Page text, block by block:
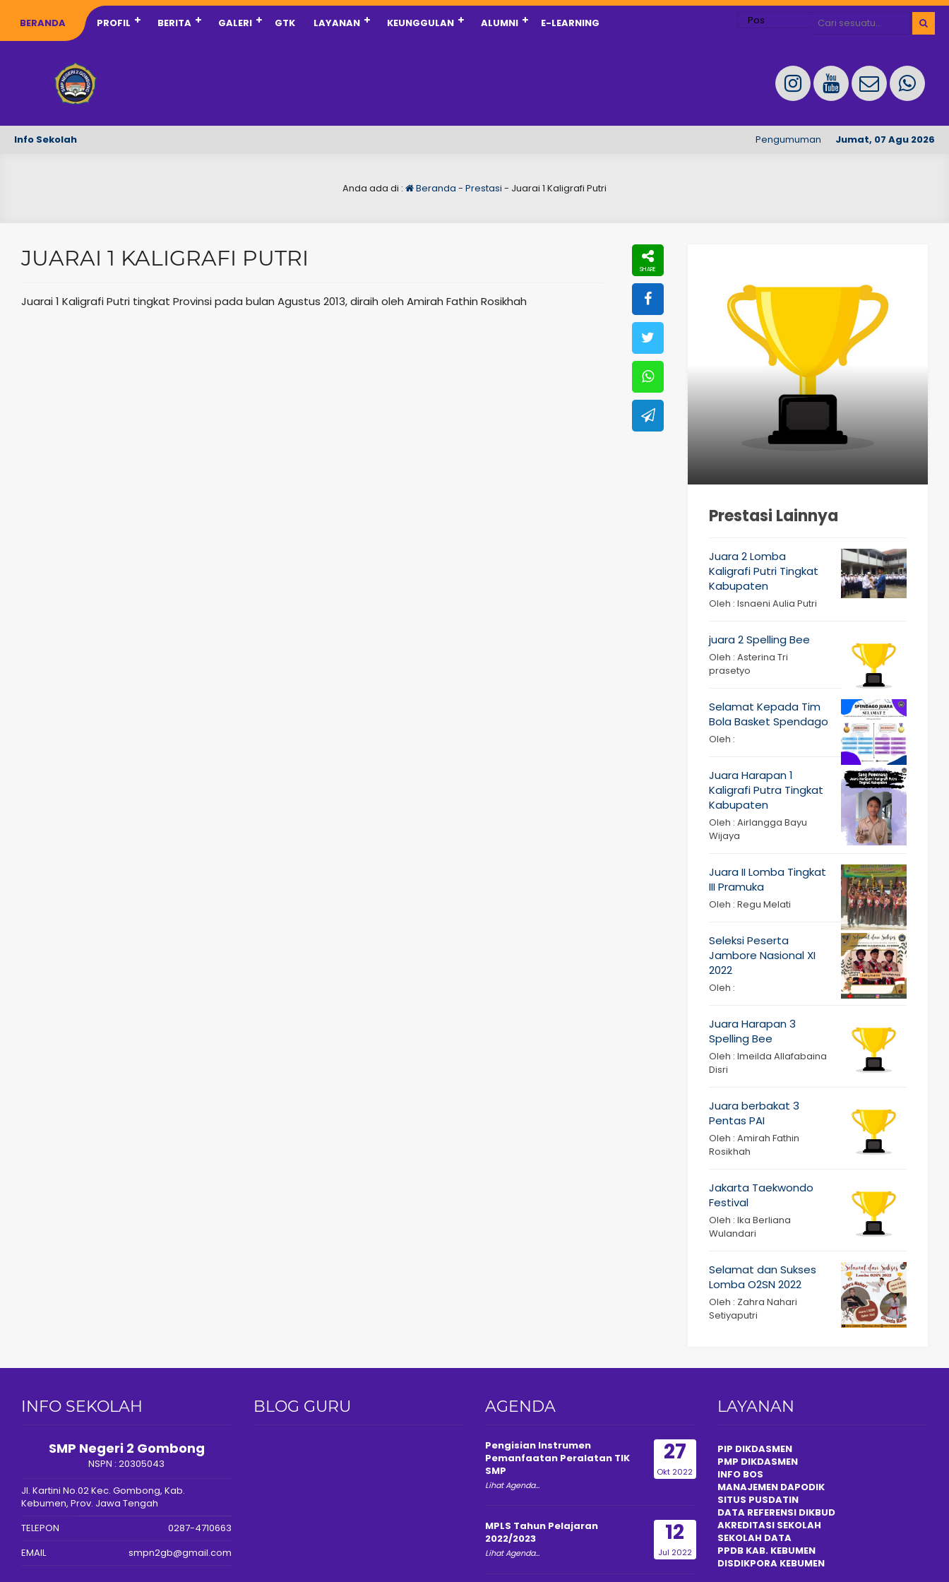
BERANDA PROFIL BERITA GALERI GTK LAYANAN KEUNGGULAN ALUMNI E-LEARNING
Info Sekolah Jumat, 07 Agu 2026
Pengumuman Penerimaan Peserta Didik
Anda ada di : Beranda - Prestasi - Juarai 1 Kaligrafi Putri
JUARAI 1 KALIGRAFI PUTRI
Juarai 1 Kaligrafi Putri tingkat Provinsi pada bulan Agustus 2013, diraih oleh Amirah Fathin Rosikhah
Prestasi Lainnya
Juara 2 Lomba
Kaligrafi Putri Tingkat
Kabupaten
Oleh : Isnaeni Aulia Putri
juara 2 Spelling Bee
Oleh : Asterina Tri
prasetyo
Selamat Kepada Tim
Bola Basket Spendago
Oleh :
Juara Harapan 1
Kaligrafi Putra Tingkat
Kabupaten
Oleh : Airlangga Bayu
Wijaya
Juara II Lomba Tingkat
III Pramuka
Oleh : Regu Melati
Seleksi Peserta
Jambore Nasional XI
2022
Oleh :
Juara Harapan 3
Spelling Bee
Oleh : Imeilda Allafabaina
Disri
Juara berbakat 3
Pentas PAI
Oleh : Amirah Fathin
Rosikhah
Jakarta Taekwondo
Festival
Oleh : Ika Berliana
Wulandari
Selamat dan Sukses
Lomba O2SN 2022
Oleh : Zahra Nahari
Setiyaputri
INFO SEKOLAH
SMP Negeri 2 Gombong
NSPN :20305043
Jl. Kartini No.02 Kec. Gombong, Kab.
Kebumen, Prov. Jawa Tengah
TELEPON
0287-4710663
EMAIL
smpn2gb@gmail.com
BLOG GURU AGENDA
27
Okt 2022
Pengisian Instrumen
Pemanfaatan Peralatan TIK
SMP
Lihat Agenda...
12
Jul 2022
MPLS Tahun Pelajaran
2022/2023
Lihat Agenda...
LAYANAN
PIP DIKDASMEN
PMP DIKDASMEN
INFO BOS
MANAJEMEN DAPODIK
SITUS PUSDATIN
DATA REFERENSI DIKBUD
AKREDITASI SEKOLAH
SEKOLAH DATA
PPDB KAB. KEBUMEN
DISDIKPORAKEBUMEN